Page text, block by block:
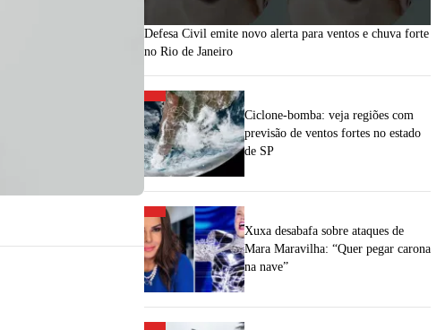
Defesa Civil emite novo alerta para ventos e chuva forte
no Rio de Janeiro
Ciclone-bomba: veja regiões com
previsão de ventos fortes no estado
de SP
Xuxa desabafa sobre ataques de
Mara Maravilha: “Quer pegar carona
na nave”